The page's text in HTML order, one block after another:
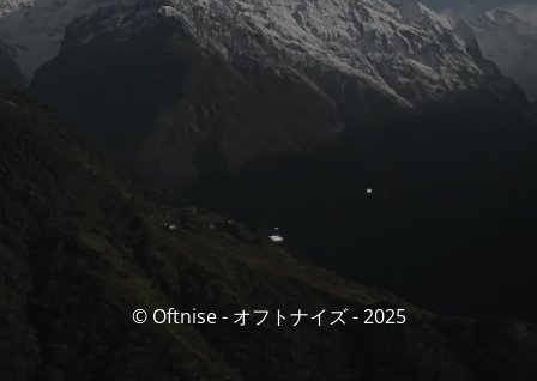
© Oftnise - オフトナイズ - 2025